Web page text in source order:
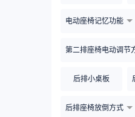
电动座椅记忆功能
第二排座椅电动调节
后排小桌板
后排座椅放倒方式